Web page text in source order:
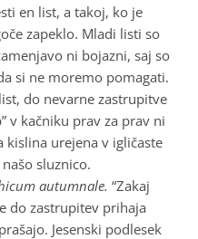
en list, a takoj, ko je
zapeklo. Mladi listi so
ni bojazni, saj so
si ne moremo pomagati.
do nevarne zastrupitve
v kačniku prav za prav ni
kislina urejena v igličaste
sluznico.
autumnale. “Zakaj
do zastrupitev prihaja
Jesenski podlesek